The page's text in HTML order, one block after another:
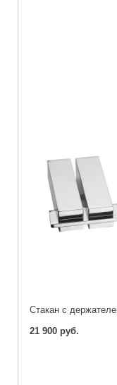
Стакан с
21 900 руб.